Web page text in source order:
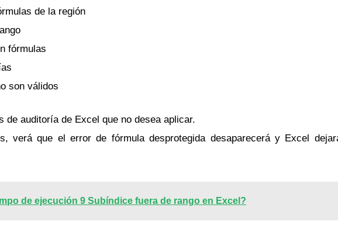
de la región
fórmulas
son válidos
de auditoría de Excel que no desea aplicar.
verá que el error de fórmula desprotegida desaparecerá y Excel
de ejecución 9 Subíndice fuera de rango en Excel?